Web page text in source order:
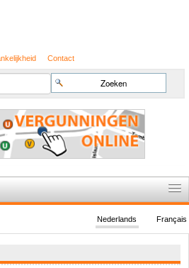
Contact
Français
Nederlands